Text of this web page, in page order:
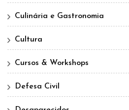
Culinária e Gastronomia
Cultura
Cursos & Workshops
Defesa Civil